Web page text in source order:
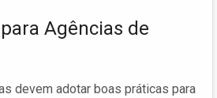
Agências de
devem adotar boas práticas para